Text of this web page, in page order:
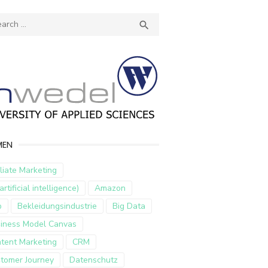

Marketing
intelligence)
Amazon
Bekleidungsindustrie
Big Data
Model Canvas
Marketing
CRM
Journey
Datenschutz